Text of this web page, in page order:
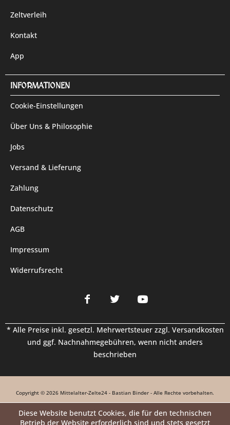
Zeltverleih
Kontakt
App
INFORMATIONEN
Cookie-Einstellungen
Über Uns & Philosophie
Jobs
Versand & Lieferung
Zahlung
Datenschutz
AGB
Impressum
Widerrufsrecht
* Alle Preise inkl. gesetzl. Mehrwertsteuer zzgl. Versandkosten
und ggf. Nachnahmegebühren, wenn nicht anders
beschrieben
Copyright © 2026 Mittelalter-Zelte24 - Bastian Binder - Alle Rechte vorbehalten.
Diese Website benutzt Cookies, die für den technischen
Betrieb der Website erforderlich sind und stets gesetzt